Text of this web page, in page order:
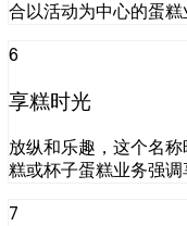
合以活动为中心的蛋糕
6
享糕时光
放纵和乐趣，这个名
糕或杯子蛋糕业务强调
7